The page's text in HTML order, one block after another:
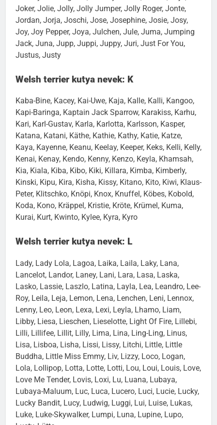
Johnny Von Jagalaa, Johnny Walker, Johsie, Jojo,
Joker, Jolie, Jolly, Jolly Jumper, Jolly Roger, Jonte,
Jordan, Jorja, Joschi, Jose, Josephine, Josie, Josy,
Joy, Joy Pepper, Joya, Julchen, Jule, Juma, Jumping
Jack, Juna, Jupp, Juppi, Juppy, Juri, Just For You,
Kaba-Bine, Kacey, Kai-Uwe, Kaja, Kalle, Kalli, Kangoo,
Kapi-Baringa, Kaptain Jack Sparrow, Karakiss, Karhu,
Kari, Karl-Gustav, Karla, Karlotta, Karlsson, Kasper,
Katana, Katani, Käthe, Kathie, Kathy, Katie, Katze,
Kaya, Kayenne, Keanu, Keelay, Keeper, Keks, Kelli, Kelly,
Kenai, Kenay, Kendo, Kenny, Kenzo, Keyla, Khamsah,
Kia, Kiala, Kiba, Kibo, Kiki, Killara, Kimba, Kimberly,
Kinski, Kipu, Kira, Kisha, Kissy, Kitano, Kito, Kiwi, Klaus-
Peter, Klitschko, Knöpi, Knox, Knuffel, Köbes, Kobold,
Koda, Kono, Kräppel, Kristie, Kröte, Krümel, Kuma,
Lady, Lady Lola, Lagoa, Laika, Laila, Laky, Lana,
Lancelot, Landor, Laney, Lani, Lara, Lasa, Laska,
Lasko, Lassie, Laszlo, Latina, Layla, Lea, Leandro, Lee-
Roy, Leila, Leja, Lemon, Lena, Lenchen, Leni, Lennox,
Lenny, Leo, Leon, Lexa, Lexi, Leyla, Lhamo, Liam,
Libby, Liesa, Lieschen, Lieselotte, Light Of Fire, Lillebi,
Lilli, Lillifee, Lillit, Lilly, Lima, Lina, Ling-Ling, Linus,
Lisa, Lisboa, Lisha, Lissi, Lissy, Litchi, Little, Little
Buddha, Little Miss Emmy, Liv, Lizzy, Loco, Logan,
Lola, Lollipop, Lotta, Lotte, Lotti, Lou, Loui, Louis, Love,
Love Me Tender, Lovis, Loxi, Lu, Luana, Lubaya,
Lubaya-Maluum, Luc, Luca, Lucero, Luci, Lucie, Lucky,
Lucky Bandit, Lucy, Ludwig, Luggi, Lui, Luise, Lukas,